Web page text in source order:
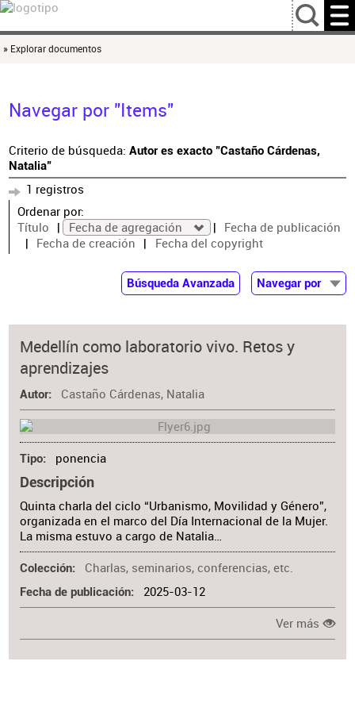
…
» Explorar documentos
Navegar por "Items"
Criterio de búsqueda: Autor es exacto "Castaño Cárdenas,
Natalia"
1 registros
Ordenar por:
Título
Fecha de agregación
Fecha de publicación
Fecha de creación
Fecha del copyright
Búsqueda Avanzada
Navegar por
Autor
Colaborador
Medellín como laboratorio vivo. Retos y
aprendizajes
Autor Castaño Cárdenas, Natalia
Tipo ponencia
Descripción
Quinta charla del ciclo “Urbanismo, Movilidad y Género”,
organizada en el marco del Día Internacional de la Mujer.
La misma estuvo a cargo de Natalia…
Colección Charlas, seminarios, conferencias, etc.
Fecha de publicación 2025-03-12
Ver más